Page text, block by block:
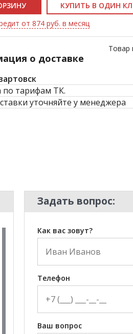
КУПИТЬ В ОДИН
от 874 руб. в месяц
Товар
о доставке
по тарифам ТК.
уточняйте у менеджера
Задать вопрос:
Как вас зовут?
Телефон
Ваш вопрос